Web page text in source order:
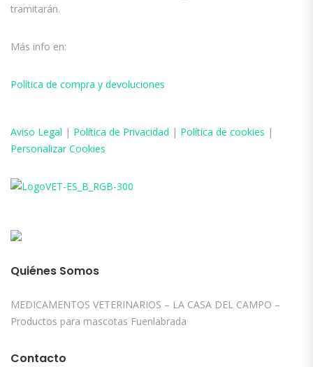
tramitarán.
Más info en:
Política de compra y devoluciones
Aviso Legal | Política de Privacidad | Política de cookies |
Personalizar Cookies
Quiénes Somos
MEDICAMENTOS VETERINARIOS – LA CASA DEL CAMPO –
Productos para mascotas Fuenlabrada
Contacto